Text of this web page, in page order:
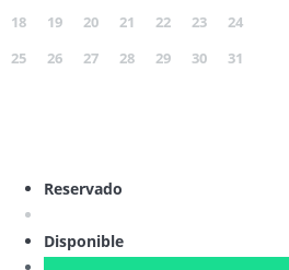
18
19 20 21 22 23
24
25
26 27 28 29 30 31
Reservado
Disponible